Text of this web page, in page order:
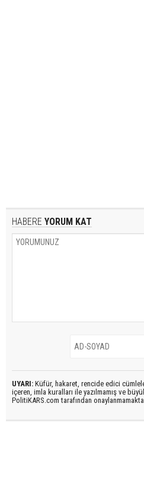
HABERE YORUM KAT
UYARI: Küfür, hakaret, rencide edici
içeren, imla kuralları ile yazılmamış ve
PolitiKARS.com tarafından